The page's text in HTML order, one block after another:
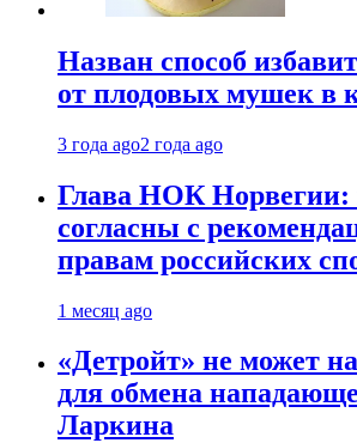
Назван способ
от плодовых мушек в
3 года ago2 года ago
Глава НОК
согласны с
правам российских
1 месяц ago
«Детройт» не может
для обмена
Ларкина